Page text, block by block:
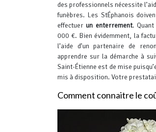
des professionnels nécessite
funèbres. Les StÉphanois
effectuerun enterrement.
000 €. Bien évidemment, la
l’aide d’un partenaire de
apprendre sur la démarche à
Saint-Étienne est de mise
mis à disposition. Votre
Comment connaitre le